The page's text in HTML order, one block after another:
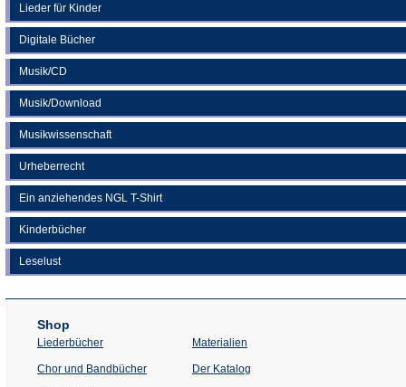
Lieder für Kinder
Digitale Bücher
Musik/CD
Musik/Download
Musikwissenschaft
Urheberrecht
Ein anziehendes NGL T-Shirt
Kinderbücher
Leselust
Shop
Liederbücher
Chor und Bandbücher
Materialien
Der Katalog